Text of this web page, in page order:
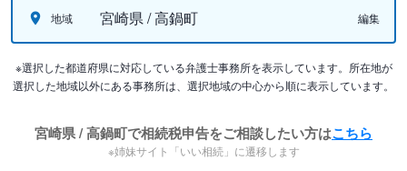
地域 宮崎県 / 高鍋町 編集
※選択した都道府県に対応している弁護士事務所を表示しています。所在地が
選択した地域以外にある事務所は、選択地域の中心から順に表示しています。
宮崎県 / 高鍋町で相続税申告をご相談したい方はこちら
※姉妹サイト「いい相続」に遷移します